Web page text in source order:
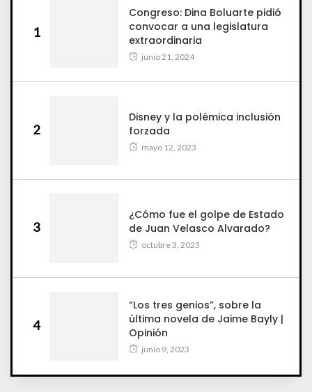
1
Congreso: Dina Boluarte pidió
convocar a una legislatura
extraordinaria
junio 21, 2024
2
Disney y la polémica inclusión
forzada
mayo 12, 2023
3
¿Cómo fue el golpe de Estado
de Juan Velasco Alvarado?
octubre 3, 2023
4
“Los tres genios”, sobre la
última novela de Jaime Bayly |
Opinión
junio 9, 2023